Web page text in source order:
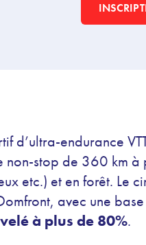
d’ultra-endurance
non-stop de 360 km
etc.) et en forêt. Le
avec une
à plus de 80%.